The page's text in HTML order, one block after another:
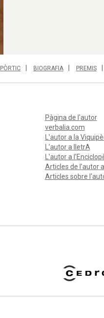
PÒRTIC BIOGRAFIA PREMIS
Pàgina de l'autor
verbalia.com
L'autor a la
L'autor a lletrA
L'autor a
Articles de l'autor
Articles sobre